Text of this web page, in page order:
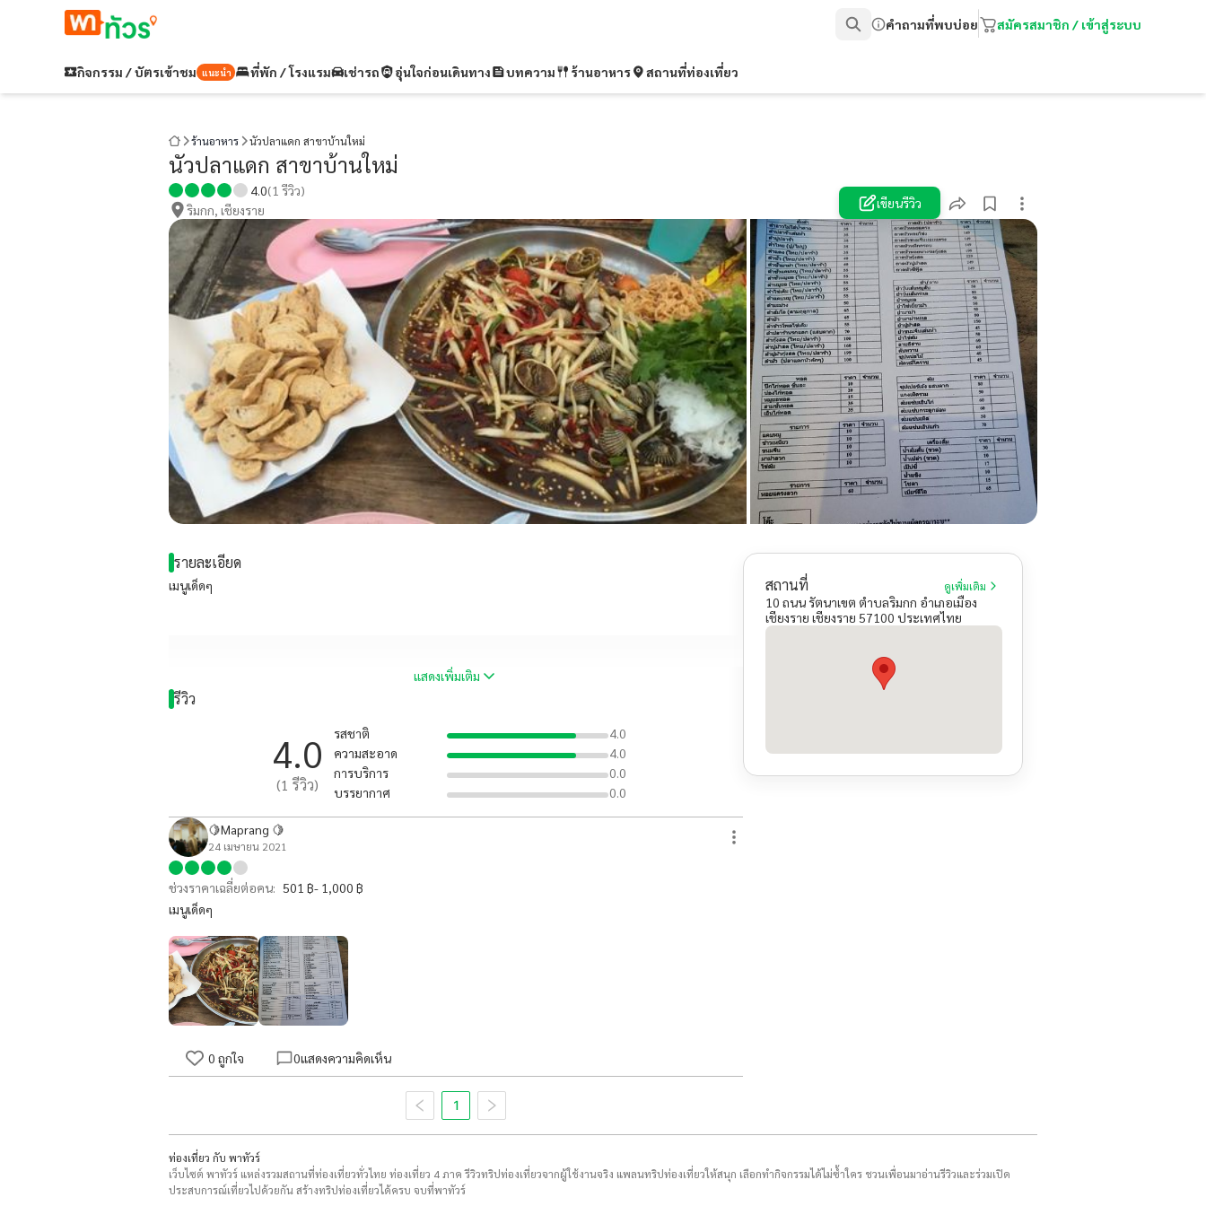
คำถามที่พบบ่อย สมัครสมาชิก / เข้าสู่ระบบ
กิจกรรม / บัตรเข้าชม แนะนำ ที่พัก / โรงแรม เช่ารถ อุ่นใจก่อนเดินทาง บทความ ร้านอาหาร สถานที่ท่องเที่ยว
ร้านอาหาร นัวปลาแดก สาขาบ้านใหม่
นัวปลาแดก สาขาบ้านใหม่
4.0(1 รีวิว)
ริมกก, เชียงราย
เขียนรีวิว
รายละเอียด
เมนูเด็ดๆ
แสดงเพิ่มเติม
รีวิว
4.0
(1 รีวิว)
รสชาติ
4.0
ความสะอาด
4.0
การบริการ
0.0
บรรยากาศ
0.0
🍋Maprang 🍋
24 เมษายน 2021
ช่วงราคาเฉลี่ยต่อคน: 501 ฿- 1,000 ฿
เมนูเด็ดๆ
0 ถูกใจ 0แสดงความคิดเห็น
1
สถานที่ ดูเพิ่มเติม
10 ถนน รัตนาเขต ตำบลริมกก อำเภอเมือง
เชียงราย เชียงราย 57100 ประเทศไทย
ท่องเที่ยว กับ พาทัวร์
เว็บไซต์ พาทัวร์ แหล่งรวมสถานที่ท่องเที่ยวทั่วไทย ท่องเที่ยว 4 ภาค รีวิวทริปท่องเที่ยวจากผู้ใช้งานจริง แพลนทริปท่องเที่ยวให้สนุก เลือกทำกิจกรรมได้ไม่ซ้ำใคร ชวนเพื่อนมาอ่านรีวิวและร่วมเปิด
ประสบการณ์เที่ยวไปด้วยกัน สร้างทริปท่องเที่ยวได้ครบ จบที่พาทัวร์